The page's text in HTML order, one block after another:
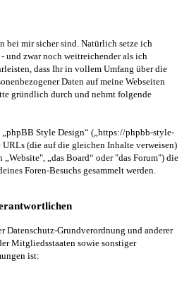
bei mir sicher sind. Natürlich setze ich
und zwar noch weitreichender als ich
dass Ihr in vollem Umfang über die
Daten auf meine Webseiten
gründlich durch und nehmt folgende
Style Design“ („https://phpbb-style-
(die auf die gleichen Inhalte verweisen)
„das Board“ oder "das Forum") die
Foren-Besuchs gesammelt werden.
Datenschutz-Grundverordnung und anderer
Mitgliedsstaaten sowie sonstiger
ist: